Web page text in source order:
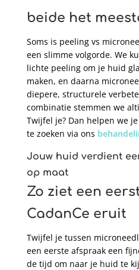
beide het
Soms is peeling vs
een slimme volgorde. We
lichte peeling om je huid
maken, en daarna
diepere, structurele
combinatie stemmen we
Twijfel je? Dan helpen we
te zoeken via ons
Jouw huid verdient
op maat
Zo ziet een
CadanCe eruit
Twijfel je tussen
een eerste afspraak een
de tijd om naar je huid te